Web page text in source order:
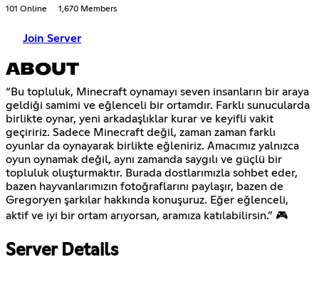
101 Online 1,670 Members
Join Server
ABOUT
“Bu topluluk, Minecraft oynamayı seven insanların bir araya
geldiği samimi ve eğlenceli bir ortamdır. Farklı sunucularda
birlikte oynar, yeni arkadaşlıklar kurar ve keyifli vakit
geçiririz. Sadece Minecraft değil, zaman zaman farklı
oyunlar da oynayarak birlikte eğleniriz. Amacımız yalnızca
oyun oynamak değil, aynı zamanda saygılı ve güçlü bir
topluluk oluşturmaktır. Burada dostlarımızla sohbet eder,
bazen hayvanlarımızın fotoğraflarını paylaşır, bazen de
Gregoryen şarkılar hakkında konuşuruz. Eğer eğlenceli,
aktif ve iyi bir ortam arıyorsan, aramıza katılabilirsin.” 🎮
Server Details